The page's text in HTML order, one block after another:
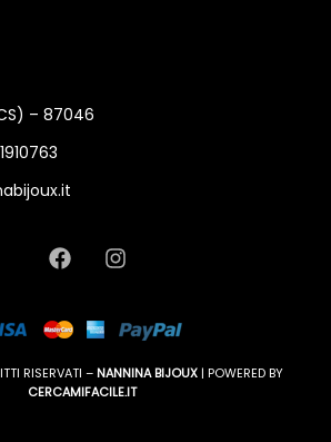
– 87046
RISERVATI –NANNINA BIJOUX| POWERED BY
CERCAMIFACILE.IT